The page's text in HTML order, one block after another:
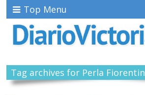
Top Menu
Tag archives for Perla Fiorentin